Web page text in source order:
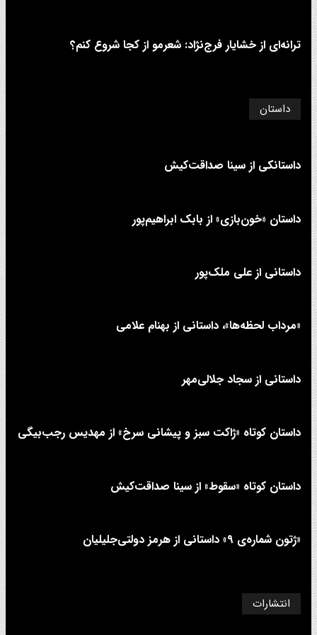
ترانه‌ای از خشایار فرج‌نژاد: شعرمو از کجا شروع کنم؟
داستان
داستانکی از سینا صداقت‌کیش
داستان «خون‌بازی» از بابک ابراهیم‌پور
داستانی از علی‌ ملک‌پور
«مرداب لحظه‌ها»، داستانی از بهنام علامی
داستانی از سجاد جلالی‌مهر
داستان کوتاه «ژاکت سبز و پیشانی سرخ» از مهدیس رجب‌بیگی
داستان کوتاه «سقوط» از سینا صداقت‌کیش
«ژتون شماره‌ی ۹» داستانی از هرمز دولتی‌جلیلیان
انتشارات